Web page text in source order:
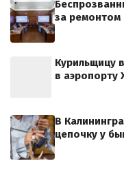
за ремонтом
Курильщицу
в аэропорту
В
цепочку у